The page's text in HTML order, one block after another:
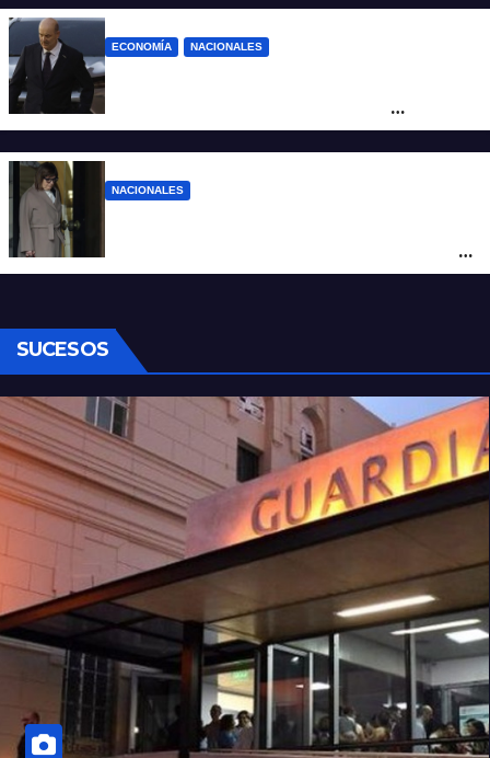
ECONOMÍA NACIONALES
suspendió el decreto para levantar el paro
NACIONALES
de la ley de tierras y dicen que mintió con
el número de votos
SUCESOS